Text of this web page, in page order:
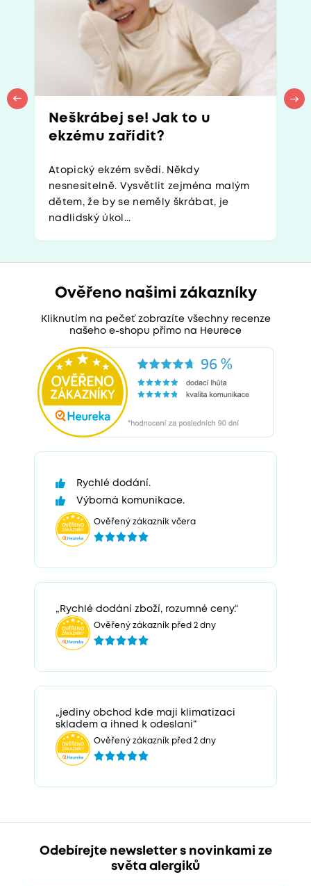
Neškrábej se! Jak to u
ekzému zařídit?
Atopický ekzém svědí. Někdy
nesnesitelně. Vysvětlit zejména malým
dětem, že by se neměly škrábat, je
nadlidský úkol...
Ověřeno našimi zákazníky
Kliknutím na pečeť zobrazíte všechny recenze
našeho e-shopu přímo na Heurece
Rychlé dodání.
Výborná komunikace.
Ověřený zákazník včera
„Rychlé dodání zboží, rozumné ceny.“
Ověřený zákazník před 2 dny
„jediny obchod kde maji klimatizaci
skladem a ihned k odeslani“
Ověřený zákazník před 2 dny
Odebírejte newsletter s novinkami ze
světa alergiků